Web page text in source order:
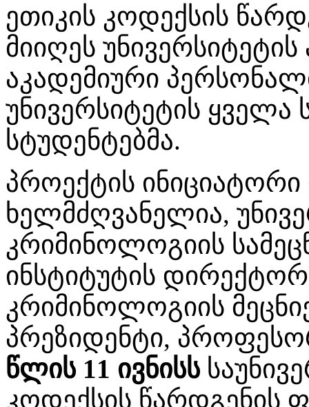
ეთიკის კოდექსის
მიიღეს
აკადემიური
უნივერსიტეტის
სტუდენტებმა.
პროექტის
ხელმძღვანელია,
კრიმინოლოგიის
ინსტიტუტის
კრიმინოლოგიის
პრეზიდენტი,
წლის 11 ივნისს
კოდექსის წარდგენის